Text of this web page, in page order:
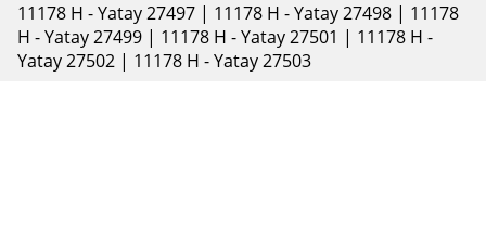
11178 H - Yatay 27497 | 11178 H - Yatay 27498 | 11178
H - Yatay 27499 | 11178 H - Yatay 27501 | 11178 H -
Yatay 27502 | 11178 H - Yatay 27503